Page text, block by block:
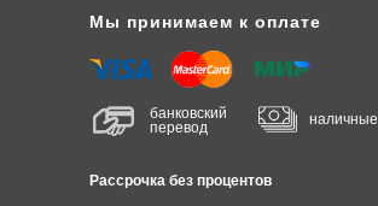
Мы принимаем к оплате
Рассрочка без процентов
банковский
перевод
наличные